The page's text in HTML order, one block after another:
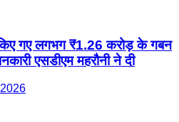
किए गए लगभग ₹1.26 करोड़ के गबन
एसडीएम महरौनी ने दी